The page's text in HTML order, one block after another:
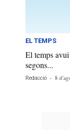
EL TEMPS
El temps
segons...
Redacció - 8